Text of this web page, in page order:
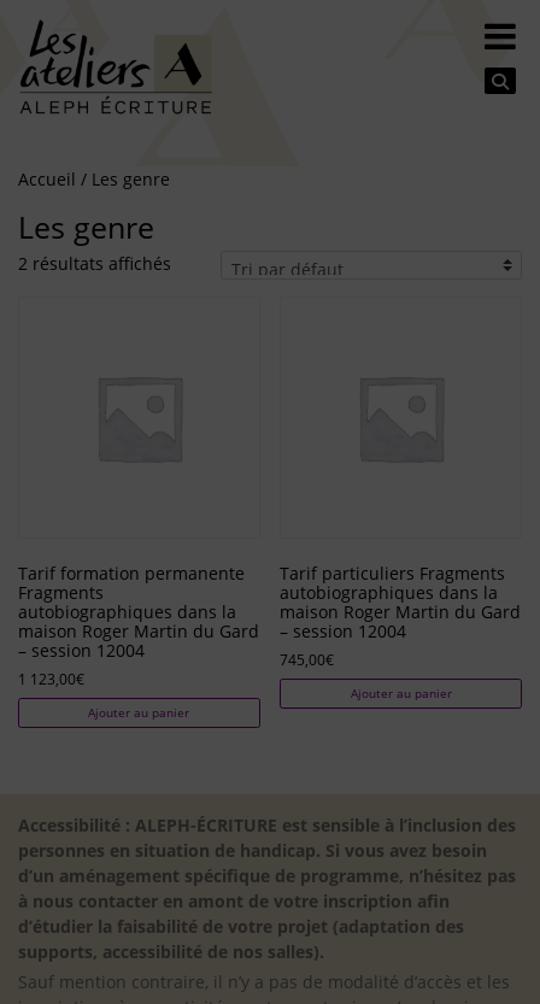
Accueil / Les genre
Les genre
2 résultats affichés
Tarif formation permanente
Fragments
autobiographiques dans la
maison Roger Martin du Gard
– session 12004
1 123,00€
Ajouter au panier
Tarif particuliers Fragments
autobiographiques dans la
maison Roger Martin du Gard
– session 12004
745,00€
Ajouter au panier
Accessibilité : ALEPH-ÉCRITURE est sensible à l’inclusion des
personnes en situation de handicap. Si vous avez besoin
d’un aménagement spécifique de programme, n’hésitez pas
à nous contacter en amont de votre inscription afin
d’étudier la faisabilité de votre projet (adaptation des
supports, accessibilité de nos salles).
Sauf mention contraire, il n’y a pas de modalité d’accès et les